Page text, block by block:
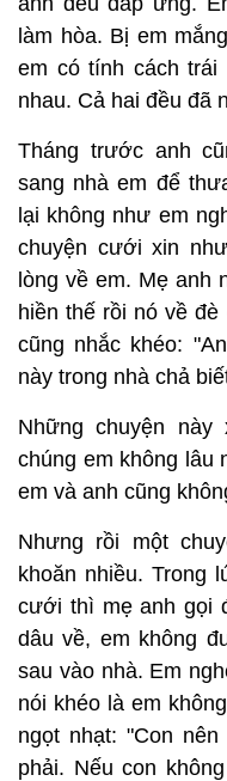
làm hòa. Bị em
em có tính cách
nhau. Cả hai đều đã
Tháng trước anh
sang nhà em để
lại không như em
chuyện cưới xin
lòng về em. Mẹ anh
hiền thế rồi nó về
cũng nhắc khéo:
này trong nhà chả
Những chuyện
chúng em không lâu
em và anh cũng
Nhưng rồi một
khoăn nhiều. Trong
cưới thì mẹ anh gọi
dâu về, em không
sau vào nhà. Em
nói khéo là em
ngọt nhạt: "Con
phải. Nếu con